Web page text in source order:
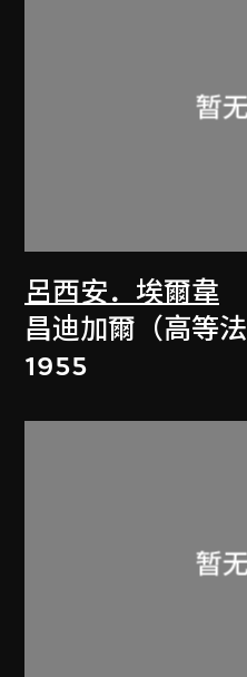
呂西安．埃爾韋
昌迪加爾（高等法
1955